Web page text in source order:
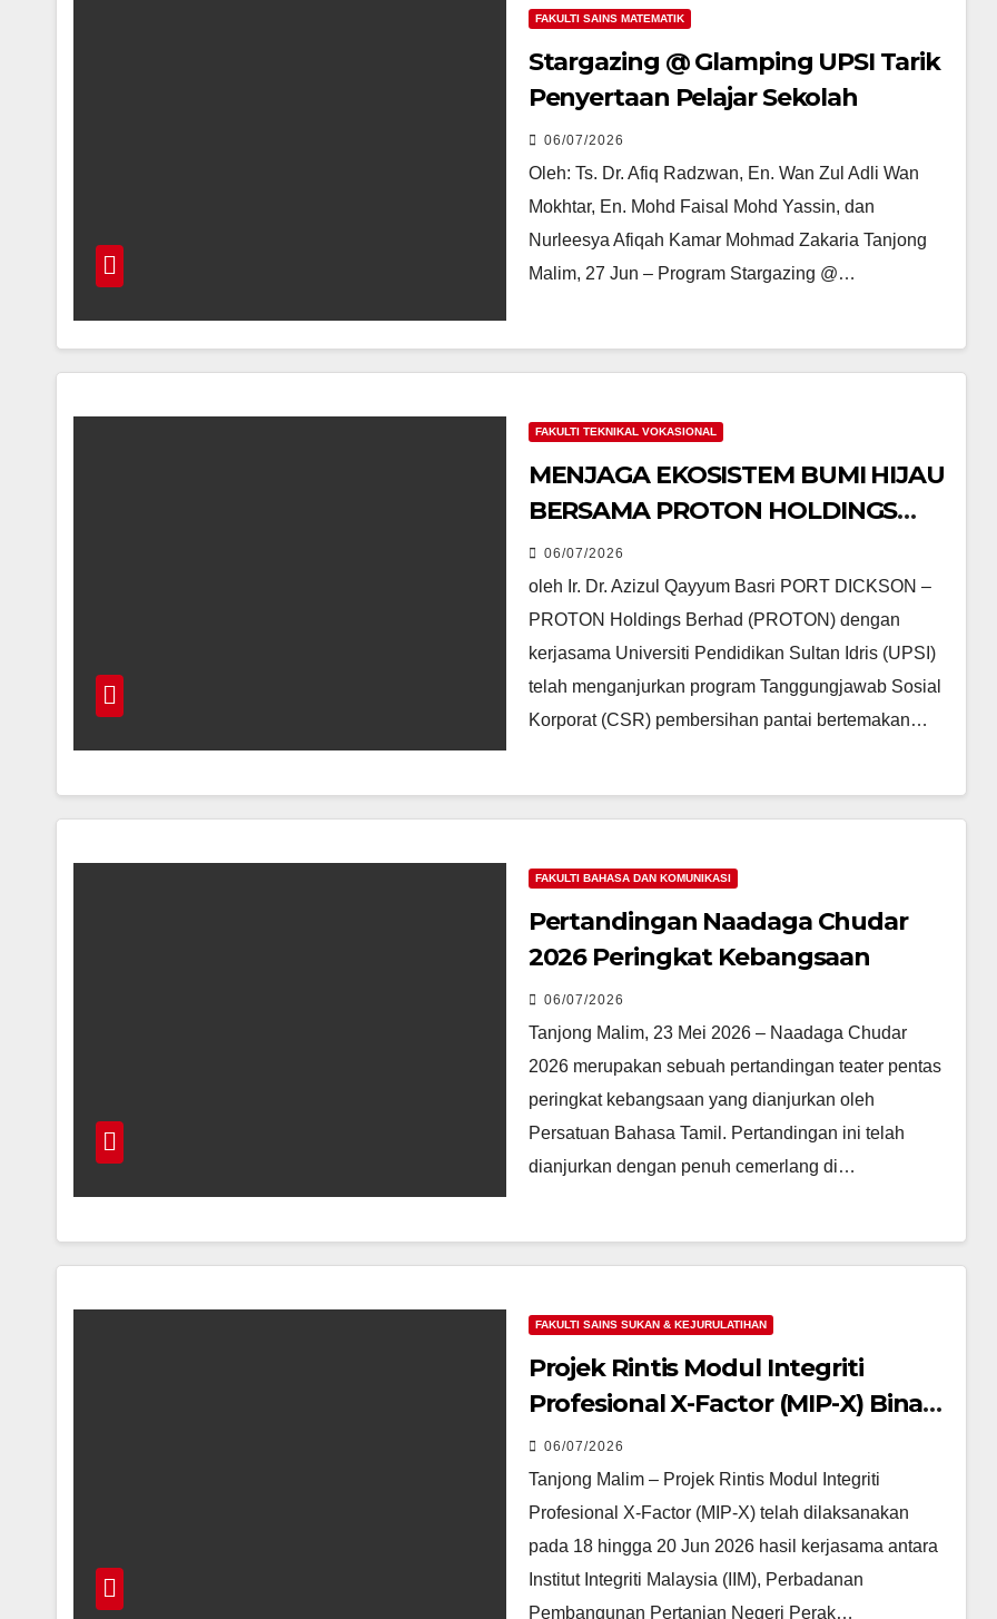
FAKULTI SAINS MATEMATIK
Stargazing @ Glamping UPSI Tarik
Penyertaan Pelajar Sekolah
06/07/2026
Oleh: Ts. Dr. Afiq Radzwan, En. Wan Zul Adli Wan
Mokhtar, En. Mohd Faisal Mohd Yassin, dan
Nurleesya Afiqah Kamar Mohmad Zakaria Tanjong
Malim, 27 Jun – Program Stargazing @…
FAKULTI TEKNIKAL VOKASIONAL
MENJAGA EKOSISTEM BUMI HIJAU
BERSAMA PROTON HOLDINGS
BERHAD.
06/07/2026
oleh Ir. Dr. Azizul Qayyum Basri PORT DICKSON –
PROTON Holdings Berhad (PROTON) dengan
kerjasama Universiti Pendidikan Sultan Idris (UPSI)
telah menganjurkan program Tanggungjawab Sosial
Korporat (CSR) pembersihan pantai bertemakan…
FAKULTI BAHASA DAN KOMUNIKASI
Pertandingan Naadaga Chudar
2026 Peringkat Kebangsaan
06/07/2026
Tanjong Malim, 23 Mei 2026 – Naadaga Chudar
2026 merupakan sebuah pertandingan teater pentas
peringkat kebangsaan yang dianjurkan oleh
Persatuan Bahasa Tamil. Pertandingan ini telah
dianjurkan dengan penuh cemerlang di…
FAKULTI SAINS SUKAN & KEJURULATIHAN
Projek Rintis Modul Integriti
Profesional X-Factor (MIP-X) Bina
Integriti Profesional
06/07/2026
Tanjong Malim – Projek Rintis Modul Integriti
Profesional X-Factor (MIP-X) telah dilaksanakan
pada 18 hingga 20 Jun 2026 hasil kerjasama antara
Institut Integriti Malaysia (IIM), Perbadanan
Pembangunan Pertanian Negeri Perak…